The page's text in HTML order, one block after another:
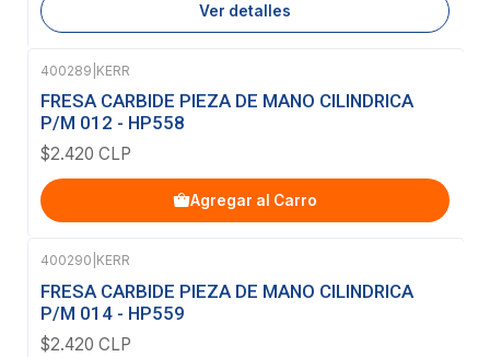
Ver detalles
400289 KERR
FRESA CARBIDE PIEZA DE MANO CILINDRICA
P/M 012 - HP558
$2.420 CLP
Agregar al Carro
Agotado
400290 KERR
FRESA CARBIDE PIEZA DE MANO CILINDRICA
P/M 014 - HP559
$2.420 CLP